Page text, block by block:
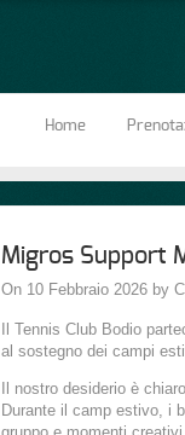
Home
Migros Support
On 10 Febbraio 2026 by
Il Tennis Club Bodio
al sostegno dei campi
Il nostro desiderio è
Durante il camp estivo, i